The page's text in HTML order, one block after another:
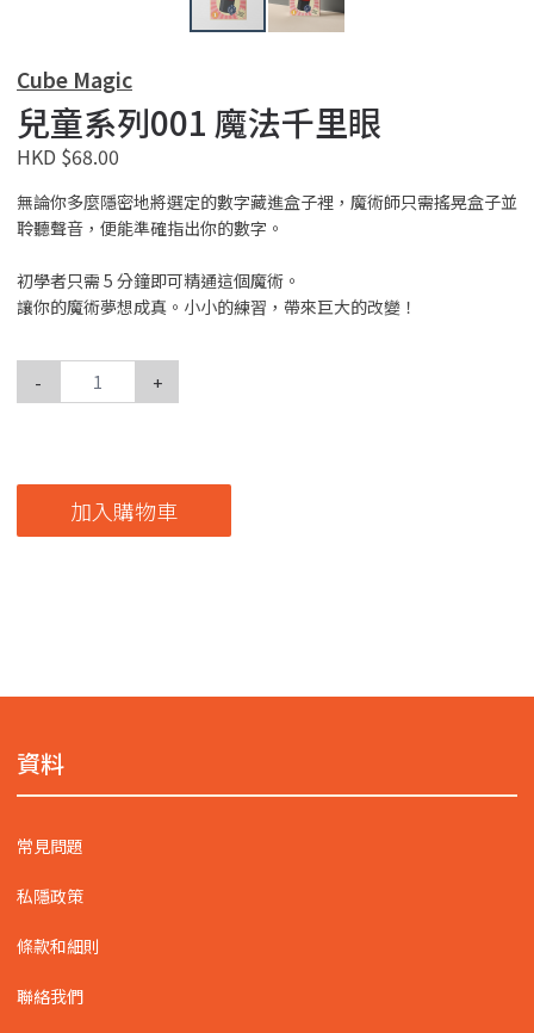
Cube Magic
兒童系列001 魔法千里眼
HKD $68.00
無論你多麼隱密地將選定的數字藏進盒子裡，魔術師只需搖晃盒子並
聆聽聲音，便能準確指出你的數字。
初學者只需 5 分鐘即可精通這個魔術。
讓你的魔術夢想成真。小小的練習，帶來巨大的改變！
- +
加入購物車
資料
常見問題
私隱政策
條款和細則
聯絡我們